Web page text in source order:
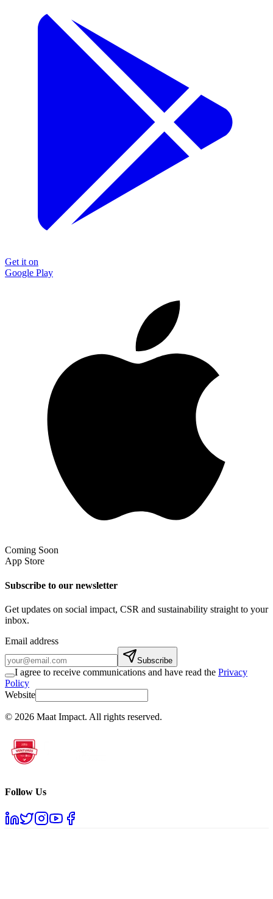
Get it on
Google Play
Coming Soon
App Store
Subscribe to our newsletter
Get updates on social impact, CSR and sustainability straight to your
inbox.
Email address
Subscribe
I agree to receive communications and have read the Privacy
Policy
Website
© 2026 Maat Impact. All rights reserved.
Follow Us